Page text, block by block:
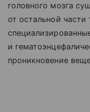
головного мозга
от остальной
и
проникновение